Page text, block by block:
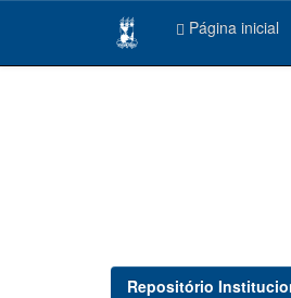
Página inicial
Repositório